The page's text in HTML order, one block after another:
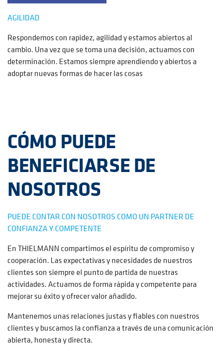
AGILIDAD
Respondemos con rapidez, agilidad y estamos abiertos al
cambio. Una vez que se toma una decisión, actuamos con
determinación. Estamos siempre aprendiendo y abiertos a
adoptar nuevas formas de hacer las cosas
CÓMO PUEDE
BENEFICIARSE DE
NOSOTROS
PUEDE CONTAR CON NOSOTROS COMO UN PARTNER DE
CONFIANZA Y COMPETENTE
En THIELMANN compartimos el espíritu de compromiso y
cooperación. Las expectativas y necesidades de nuestros
clientes son siempre el punto de partida de nuestras
actividades. Actuamos de forma rápida y competente para
mejorar su éxito y ofrecer valor añadido.
Mantenemos unas relaciones justas y fiables con nuestros
clientes y buscamos la confianza a través de una comunicación
abierta, honesta y directa.